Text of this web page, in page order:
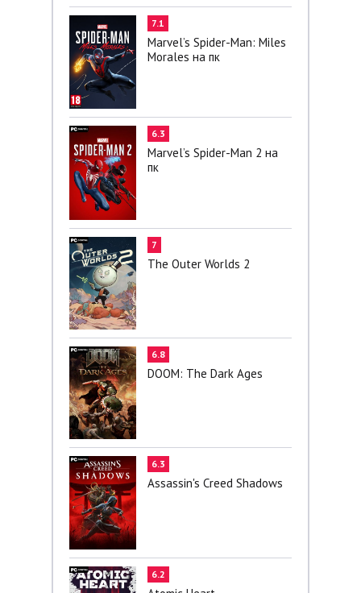
7.1
Marvel’s Spider-Man: Miles
Morales на пк
6.3
Marvel’s Spider-Man 2 на
пк
7
The Outer Worlds 2
6.8
DOOM: The Dark Ages
6.3
Assassin's Creed Shadows
6.2